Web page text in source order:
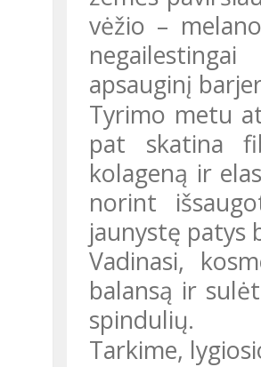
vėžio –
apsauginį
Tyrimo metu atrastas ir kitas įdomus faktas : polisacharidai taip
pat skatina
kolageną ir
norint
jaunystę patys
Vadinasi, kosmetika su žaliąja arbata atstato odos drėgmės
balansą ir
spindulių.
Tarkime,